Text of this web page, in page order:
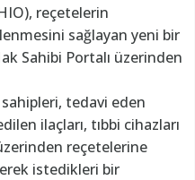
reçetelerin
sağlayan yeni bir
Sahibi Portalı üzerinden
tedavi eden
ilaçları, tıbbi cihazları
reçetelerine
istedikleri bir